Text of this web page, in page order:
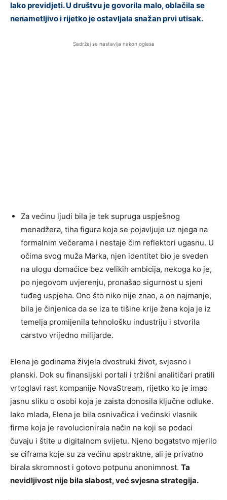
lako previdjeti. U društvu je govorila malo, oblačila se
nenametljivo i rijetko je ostavljala snažan prvi utisak.
Sadržaj se nastavlja nakon oglasa
Za većinu ljudi bila je tek supruga uspješnog
menadžera, tiha figura koja se pojavljuje uz njega na
formalnim večerama i nestaje čim reflektori ugasnu. U
očima svog muža Marka, njen identitet bio je sveden
na ulogu domaćice bez velikih ambicija, nekoga ko je,
po njegovom uvjerenju, pronašao sigurnost u sjeni
tuđeg uspjeha. Ono što niko nije znao, a on najmanje,
bila je činjenica da se iza te tišine krije žena koja je iz
temelja promijenila tehnološku industriju i stvorila
carstvo vrijedno milijarde.
Elena je godinama živjela dvostruki život, svjesno i
planski. Dok su finansijski portali i tržišni analitičari pratili
vrtoglavi rast kompanije NovaStream, rijetko ko je imao
jasnu sliku o osobi koja je zaista donosila ključne odluke.
Iako mlada, Elena je bila osnivačica i većinski vlasnik
firme koja je revolucionirala način na koji se podaci
čuvaju i štite u digitalnom svijetu. Njeno bogatstvo mjerilo
se ciframa koje su za većinu apstraktne, ali je privatno
birala skromnost i gotovo potpunu anonimnost. Ta
nevidljivost nije bila slabost, već svjesna strategija.